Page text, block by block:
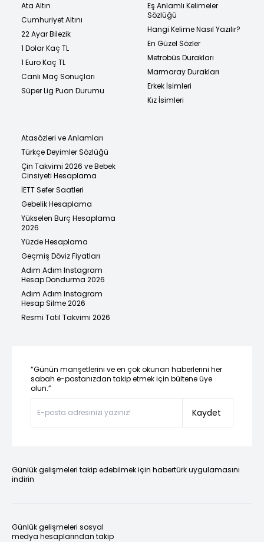
Ata Altın
Cumhuriyet Altını
22 Ayar Bilezik
1 Dolar Kaç TL
1 Euro Kaç TL
Canlı Maç Sonuçları
Süper Lig Puan Durumu
Eş Anlamlı Kelimeler
Sözlüğü
Hangi Kelime Nasıl Yazılır?
En Güzel Sözler
Metrobüs Durakları
Marmaray Durakları
Erkek İsimleri
Kız İsimleri
Atasözleri ve Anlamları
Türkçe Deyimler Sözlüğü
Çin Takvimi 2026 ve Bebek
Cinsiyeti Hesaplama
İETT Sefer Saatleri
Gebelik Hesaplama
Yükselen Burç Hesaplama
2026
Yüzde Hesaplama
Geçmiş Döviz Fiyatları
Adım Adım Instagram
Hesap Dondurma 2026
Adım Adım Instagram
Hesap Silme 2026
Resmi Tatil Takvimi 2026
“Günün manşetlerini ve en çok okunan haberlerini her
sabah e-postanızdan takip etmek için bültene üye
olun.”
Kaydet
Günlük gelişmeleri takip edebilmek için habertürk uygulamasını
indirin
Günlük gelişmeleri sosyal
medya hesaplarından takip